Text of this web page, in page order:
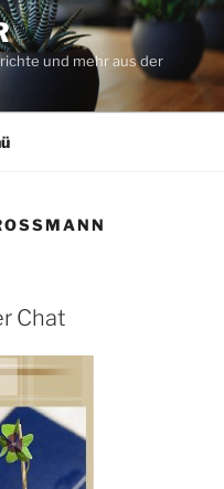
und mehr aus der
Chat